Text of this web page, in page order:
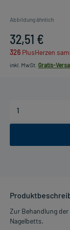
Abbildung ähnlich
32,51 €
326 PlusHerzen
inkl. MwSt. Gratis-
Zur Behandlung
Nagelbetts.